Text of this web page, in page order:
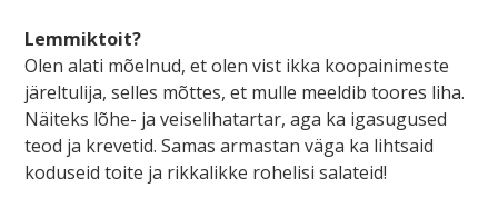
Lemmiktoit?
Olen alati mõelnud, et olen vist ikka koopainimeste
järeltulija, selles mõttes, et mulle meeldib toores liha.
Näiteks lõhe- ja veiselihatartar, aga ka igasugused
teod ja krevetid. Samas armastan väga ka lihtsaid
koduseid toite ja rikkalikke rohelisi salateid!